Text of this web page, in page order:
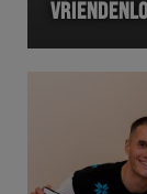
Natuurgras